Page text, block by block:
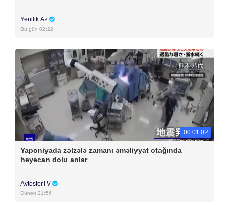
Yenilik.Az
Bu gün 02:22
00:01:02
Yaponiyada zəlzələ zamanı əməliyyat otağında
həyəcan dolu anlar
AvtosferTV
Dünən 21:56